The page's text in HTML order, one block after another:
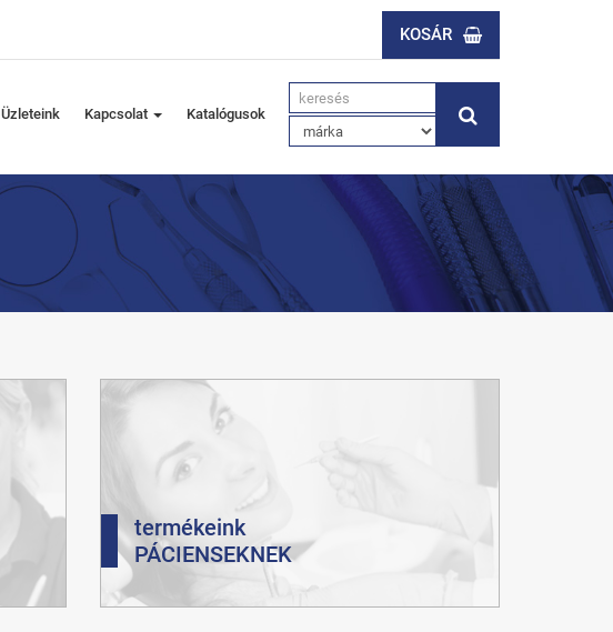
KOSÁR
Üzleteink Kapcsolat Katalógusok
termékeink
PÁCIENSEKNEK